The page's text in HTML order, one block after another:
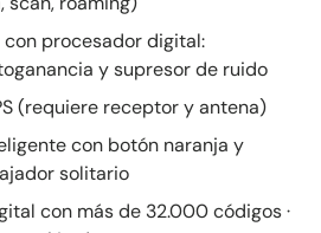
con procesador digital:
y supresor de ruido
(requiere receptor y antena)
con botón naranja y
solitario
con más de 32.000 códigos ·